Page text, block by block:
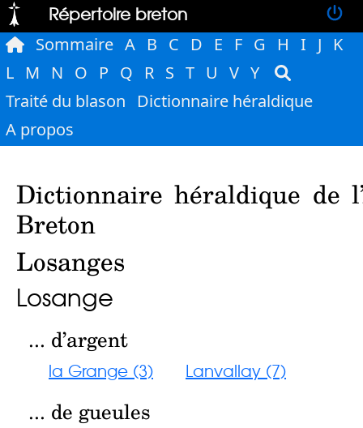
Répertoire breton
Sommaire A B C D E F G H I J
K
L M N O P Q R S T U V Y
Traité du blason
Dictionnaire héraldique
A propos
Dictionnaire héraldique de
Breton
Losanges
Losange
... d’argent
la Grange (3) Lanvallay (7)
... de gueules